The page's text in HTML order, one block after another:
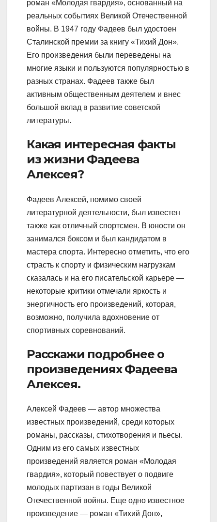
роман «Молодая гвардия», основанный на
реальных событиях Великой Отечественной
войны. В 1947 году Фадеев был удостоен
Сталинской премии за книгу «Тихий Дон».
Его произведения были переведены на
многие языки и пользуются популярностью в
разных странах. Фадеев также был
активным общественным деятелем и внес
большой вклад в развитие советской
литературы.
Какая интересная факты
из жизни Фадеева
Алексея?
Фадеев Алексей, помимо своей
литературной деятельности, был известен
также как отличный спортсмен. В юности он
занимался боксом и был кандидатом в
мастера спорта. Интересно отметить, что его
страсть к спорту и физическим нагрузкам
сказалась и на его писательской карьере —
некоторые критики отмечали яркость и
энергичность его произведений, которая,
возможно, получила вдохновение от
спортивных соревнований.
Расскажи подробнее о
произведениях Фадеева
Алексея.
Алексей Фадеев — автор множества
известных произведений, среди которых
романы, рассказы, стихотворения и пьесы.
Одним из его самых известных
произведений является роман «Молодая
гвардия», который повествует о подвиге
молодых партизан в годы Великой
Отечественной войны. Еще одно известное
произведение — роман «Тихий Дон»,